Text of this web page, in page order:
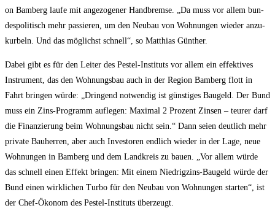
on Bam­berg lau­fe mit ange­zo­ge­ner Hand­brem­se. „Da muss vor allem bun­
des­po­li­tisch mehr pas­sie­ren, um den Neu­bau von Woh­nun­gen wie­der anzu­
kur­beln. Und das mög­lichst schnell“, so Mat­thi­as Günther.
Dabei gibt es für den Lei­ter des Pest­el-Insti­tuts vor allem ein effek­ti­ves
Instru­ment, das den Woh­nungs­bau auch in der Regi­on Bam­berg flott in
Fahrt brin­gen wür­de: „Drin­gend not­wen­dig ist güns­ti­ges Bau­geld. Der Bund
muss ein Zins-Pro­gramm auf­le­gen: Maxi­mal 2 Pro­zent Zin­sen – teu­rer darf
die Finan­zie­rung beim Woh­nungs­bau nicht sein.“ Dann sei­en deut­lich mehr
pri­va­te Bau­her­ren, aber auch Inves­to­ren end­lich wie­der in der Lage, neue
Woh­nun­gen in Bam­berg und dem Land­kreis zu bau­en. „Vor allem wür­de
das schnell einen Effekt brin­gen: Mit einem Nied­rig­zins-Bau­geld wür­de der
Bund einen wirk­li­chen Tur­bo für den Neu­bau von Woh­nun­gen star­ten“, ist
der Chef-Öko­nom des Pest­el-Insti­tuts überzeugt.